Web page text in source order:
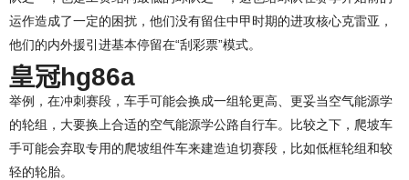
运作造成了一定的困扰，他们没有留住中甲时期的进攻核心克雷亚，
他们的内外援引进基本停留在“刮彩票”模式。
皇冠hg86a
举例，在冲刺赛段，车手可能会换成一组轮更高、更妥当空气能源学
的轮组，大要换上合适的空气能源学公路自行车。比较之下，爬坡车
手可能会弃取专用的爬坡组件车来建造迫切赛段，比如低框轮组和较
轻的轮胎。